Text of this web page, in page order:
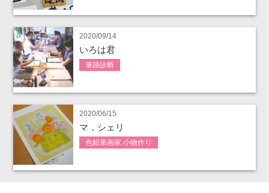
2020/09/14
いろは君
筆跡診断
2020/06/15
マ．シェリ
色鉛筆画家.小物作り